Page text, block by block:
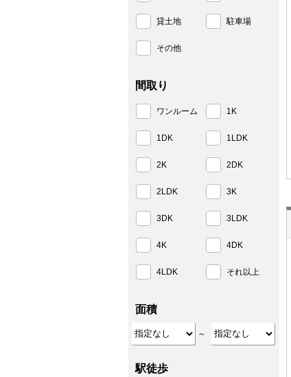
貸土地 駐車場
その他
間取り
ワンルーム 1K
1DK 1LDK
2K 2DK
2LDK 3K
3DK 3LDK
4K 4DK
4LDK それ以上
面積
～
駅徒歩